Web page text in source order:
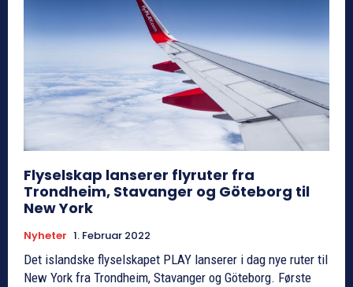
Flyselskap lanserer flyruter fra
Trondheim, Stavanger og Göteborg til
New York
Nyheter 1. Februar 2022
Det islandske flyselskapet PLAY lanserer i dag nye ruter til
New York fra Trondheim, Stavanger og Göteborg. Første